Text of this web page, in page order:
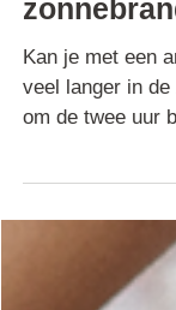
met een
Kan je met een